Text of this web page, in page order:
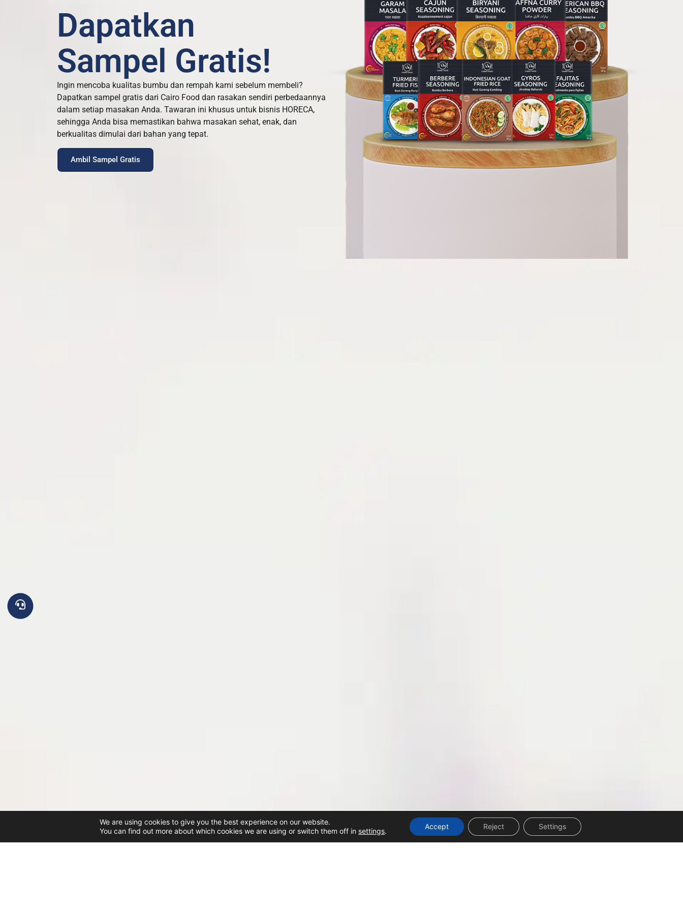
Dapatkan
Sampel Gratis!
Ingin mencoba kualitas bumbu dan rempah kami sebelum membeli?
Dapatkan sampel gratis dari Cairo Food dan rasakan sendiri perbedaannya
dalam setiap masakan Anda. Tawaran ini khusus untuk bisnis HORECA,
sehingga Anda bisa memastikan bahwa masakan sehat, enak, dan
berkualitas dimulai dari bahan yang tepat.
Ambil Sampel Gratis
We are using cookies to give you the best experience on our website.
You can find out more about which cookies we are using or switch them off in settings.
Accept Reject Settings